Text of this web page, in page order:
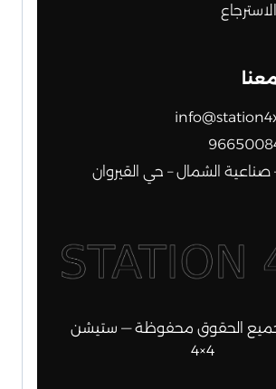
صناعية الشمال – حي القيروان
2026 جميع الحقوق محفوظة — ستيشن
4×4